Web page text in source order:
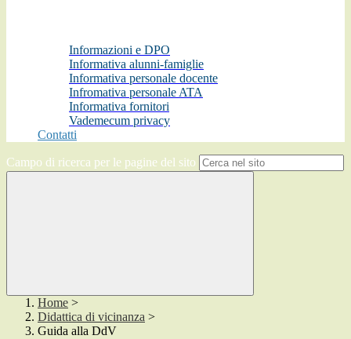
Informazioni e DPO
Informativa alunni-famiglie
Informativa personale docente
Infromativa personale ATA
Informativa fornitori
Vademecum privacy
Contatti
Campo di ricerca per le pagine del sito
Home >
Didattica di vicinanza >
Guida alla DdV